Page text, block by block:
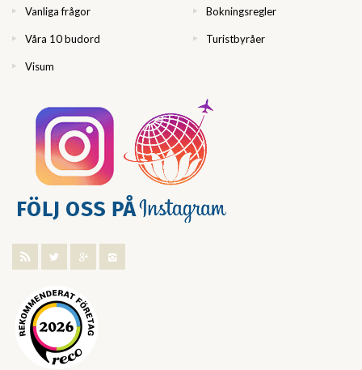
Vanliga frågor Bokningsregler
Våra 10 budord Turistbyråer
Visum